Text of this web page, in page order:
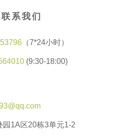
联系我们
（7*24小时）
(9:30-18:00)
1A区20栋3单元1-2